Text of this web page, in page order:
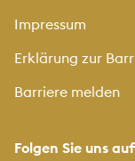
Impressum
Erklärung zur
Barriere melden
Folgen Sie uns auf